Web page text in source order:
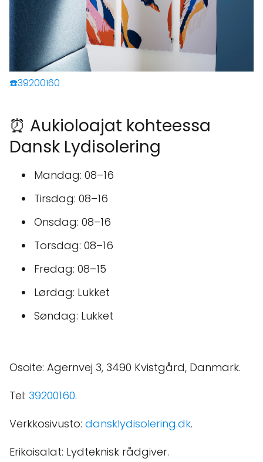
☎️39200160
⏰ Aukioloajat kohteessa
Dansk Lydisolering
Mandag: 08–16
Tirsdag: 08–16
Onsdag: 08–16
Torsdag: 08–16
Fredag: 08–15
Lørdag: Lukket
Søndag: Lukket
Osoite: Agernvej 3, 3490 Kvistgård, Danmark.
Tel: 39200160.
Verkkosivusto: dansklydisolering.dk.
Erikoisalat: Lydteknisk rådgiver.